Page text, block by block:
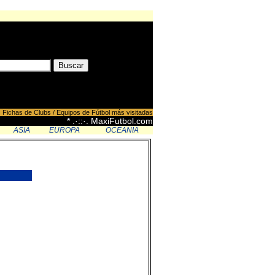
Fichas de Clubs / Equipos de Fútbol más visitadas
* .·::·. MaxiFutbol.com
ASIA EUROPA OCEANIA